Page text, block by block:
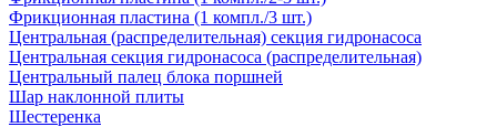
Фрикционная пластина (1 компл./3 шт.)
Центральная (распределительная) секция гидронасоса
Центральная секция гидронасоса (распределительная)
Центральный палец блока поршней
Шар наклонной плиты
Шестеренка